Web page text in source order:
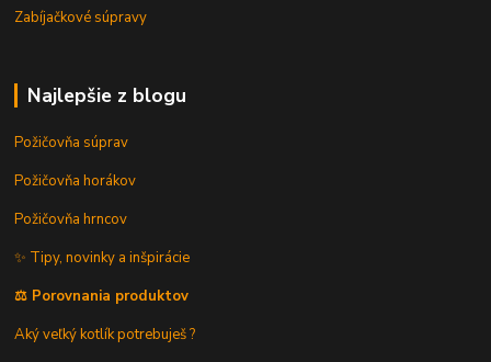
Zabíjačkové súpravy
Najlepšie z blogu
Požičovňa súprav
Požičovňa horákov
Požičovňa hrncov
✨ Tipy, novinky a inšpirácie
⚖️ Porovnania produktov
Aký veľký kotlík potrebuješ ?